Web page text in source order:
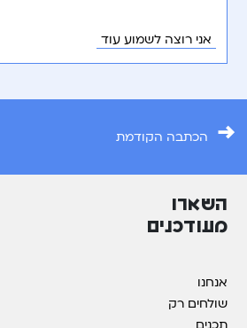
אני רוצה לשמוע עוד
→ הכתבה הקודמת
השארו
מעודכנים
אנחנו
שולחים רק